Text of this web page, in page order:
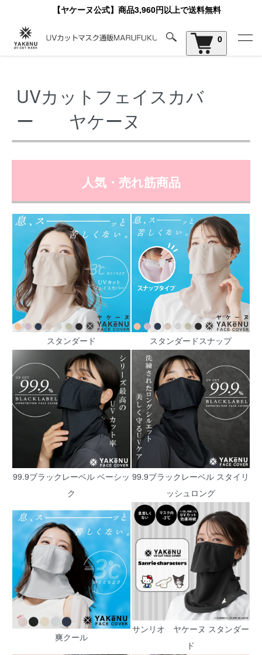
【ヤケーヌ公式】商品3,960円以上で送料無料
0
ホーム
UVカットフェイスカバ
ー ヤケーヌ
人気・売れ筋商品
スタンダード スタンダードスナップ
99.9ブラックレーベル ベーシッ
ク
99.9ブラックレーベル スタイリ
ッシュロング
爽クール
サンリオ ヤケーヌ スタンダー
ド